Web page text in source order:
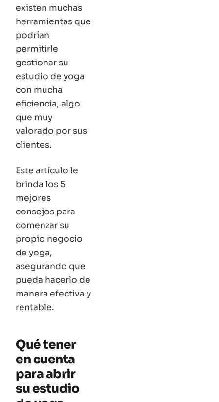
existen muchas
herramientas que
podrían
permitirle
gestionar su
estudio de yoga
con mucha
eficiencia, algo
que muy
valorado por sus
clientes.
Este artículo le
brinda los 5
mejores
consejos para
comenzar su
propio negocio
de yoga,
asegurando que
pueda hacerlo de
manera efectiva y
rentable.
Qué tener
en cuenta
para abrir
su estudio